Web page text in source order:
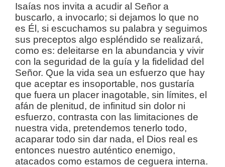
Isaías nos invita a acudir al Señor a
buscarlo, a invocarlo; si dejamos lo que no
es Él, si escuchamos su palabra y seguimos
sus preceptos algo espléndido se realizará,
como es: deleitarse en la abundancia y vivir
con la seguridad de la guía y la fidelidad del
Señor. Que la vida sea un esfuerzo que hay
que aceptar es insoportable, nos gustaría
que fuera un placer inagotable, sin límites, el
afán de plenitud, de infinitud sin dolor ni
esfuerzo, contrasta con las limitaciones de
nuestra vida, pretendemos tenerlo todo,
acaparar todo sin dar nada, el Dios real es
entonces nuestro auténtico enemigo,
atacados como estamos de ceguera interna.